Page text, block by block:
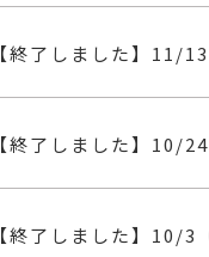
【終了しました】11/
【終了しました】10/
【終了しました】10/3